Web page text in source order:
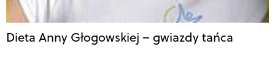
Dieta Anny Głogowskiej – gwiazdy tańca